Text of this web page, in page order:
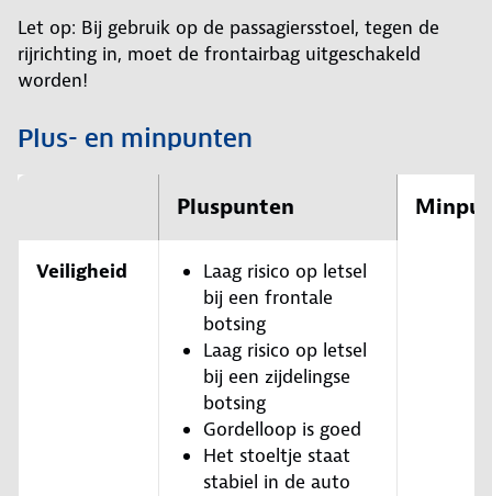
Let op: Bij gebruik op de passagiersstoel, tegen de
rijrichting in, moet de frontairbag uitgeschakeld
worden!
Plus- en minpunten
Pluspunten
Veiligheid
Laag risico op letsel
bij een frontale
botsing
Laag risico op letsel
bij een zijdelingse
botsing
Gordelloop is goed
Het stoeltje staat
stabiel in de auto